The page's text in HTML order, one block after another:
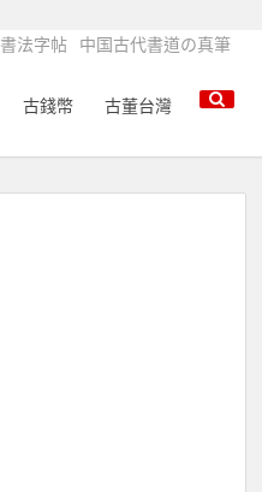
書法字帖 中国古代書道の真筆
古錢幣 古董台灣